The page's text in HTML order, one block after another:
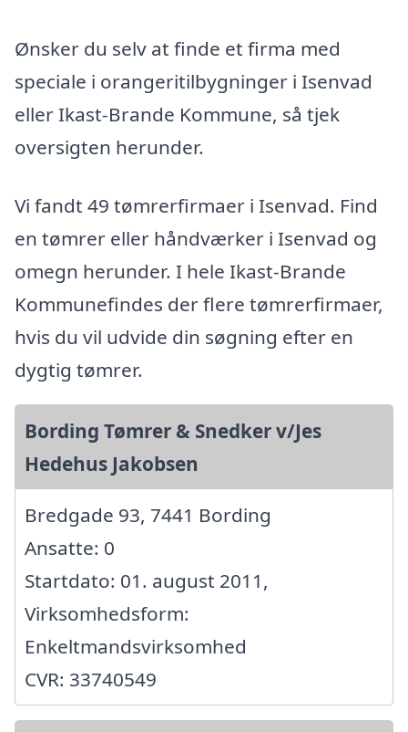
Ønsker du selv at finde et firma med
speciale i orangeritilbygninger i Isenvad
eller Ikast-Brande Kommune, så tjek
oversigten herunder.
Vi fandt 49 tømrerfirmaer i Isenvad. Find
en tømrer eller håndværker i Isenvad og
omegn herunder. I hele Ikast-Brande
Kommunefindes der flere tømrerfirmaer,
hvis du vil udvide din søgning efter en
dygtig tømrer.
Bording Tømrer & Snedker v/Jes
Hedehus Jakobsen
Bredgade 93, 7441 Bording
Ansatte: 0
Startdato: 01. august 2011,
Virksomhedsform:
Enkeltmandsvirksomhed
CVR: 33740549